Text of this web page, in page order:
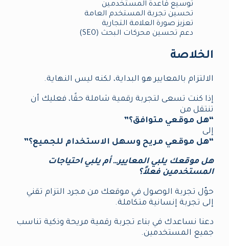
توسيع قاعدة المستخدمين
تحسين تجربة المستخدم العامة
تعزيز صورة العلامة التجارية
دعم تحسين محركات البحث (SEO)
الخلاصة
الالتزام بالمعايير هو البداية، لكنه ليس النهاية.
إذا كنت تسعى لتجربة رقمية شاملة حقًا، فعليك أن
تنتقل من
“هل موقعي متوافق؟”
إلى
“هل موقعي مريح وسهل الاستخدام للجميع؟”
هل موقعك يلبي المعايير… أم يلبي احتياجات
المستخدمين فعلاً؟
حوّل تجربة الوصول في موقعك من مجرد التزام تقني
إلى تجربة إنسانية متكاملة.
دعنا نساعدك في بناء تجربة رقمية مريحة وذكية تناسب
جميع المستخدمين.